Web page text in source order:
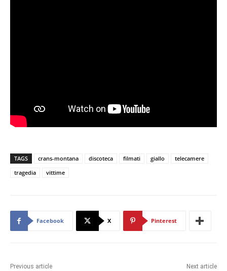
TAGS crans-montana discoteca filmati giallo
telecamere
tragedia
vittime
Facebook X Pinterest
Previous article Next article